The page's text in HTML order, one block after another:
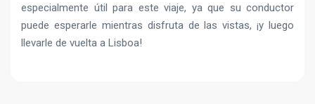
especialmente útil para este viaje, ya que su conductor
puede esperarle mientras disfruta de las vistas, ¡y luego
llevarle de vuelta a Lisboa!